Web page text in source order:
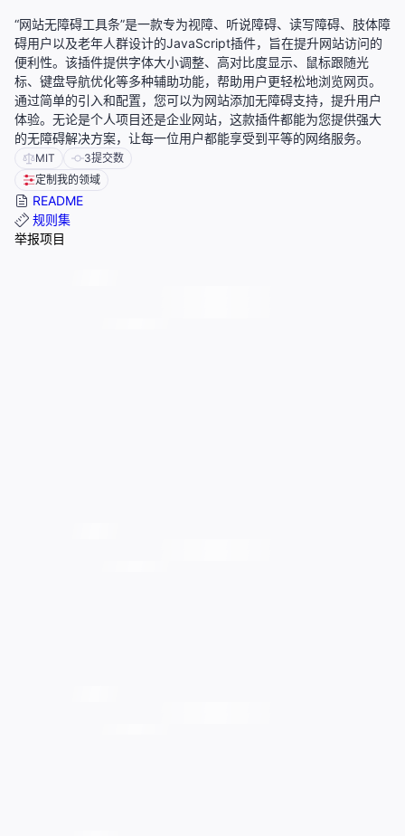
“网站无障碍工具条”是一款专为视障、听说障碍、读写障碍、肢体障
碍用户以及老年人群设计的JavaScript插件，旨在提升网站访问的
便利性。该插件提供字体大小调整、高对比度显示、鼠标跟随光
标、键盘导航优化等多种辅助功能，帮助用户更轻松地浏览网页。
通过简单的引入和配置，您可以为网站添加无障碍支持，提升用户
体验。无论是个人项目还是企业网站，这款插件都能为您提供强大
的无障碍解决方案，让每一位用户都能享受到平等的网络服务。
MIT 3提交数
定制我的领域
README
规则集
举报项目